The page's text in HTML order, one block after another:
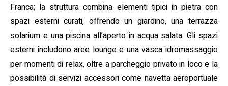
Franca; la struttura combina elementi tipici in pietra con
spazi esterni curati, offrendo un giardino, una terrazza
solarium e una piscina all’aperto in acqua salata. Gli spazi
esterni includono aree lounge e una vasca idromassaggio
per momenti di relax, oltre a parcheggio privato in loco e la
possibilità di servizi accessori come navetta aeroportuale